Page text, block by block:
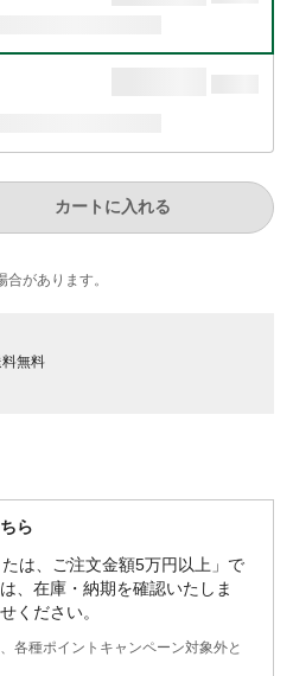
カートに入れる
が​あります。
無料
ら
は、ご注文金額5万円以上」で
、在庫・納期を確認いたしま
ください。
各種ポイントキャンペーン対象外と